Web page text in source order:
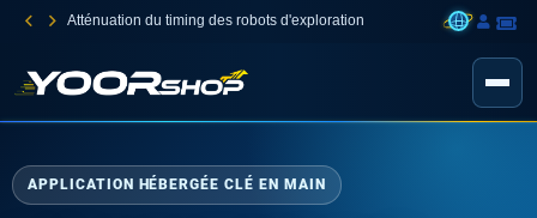
Atténuation du timing des robots d'exploration
APPLICATION HÉBERGÉE CLÉ EN MAIN